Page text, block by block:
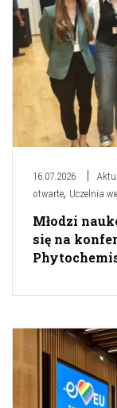
16.07.2026
otwarte, Uczelnia
Młodzi
się na